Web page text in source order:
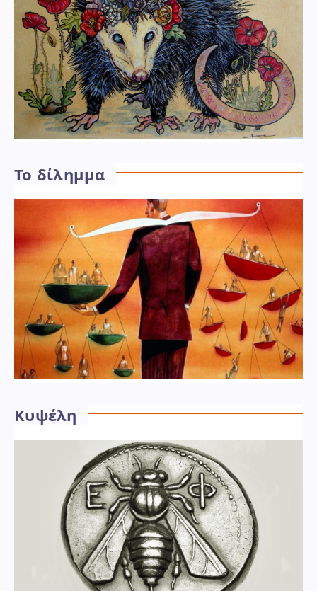
Το δίλημμα
Κυψέλη